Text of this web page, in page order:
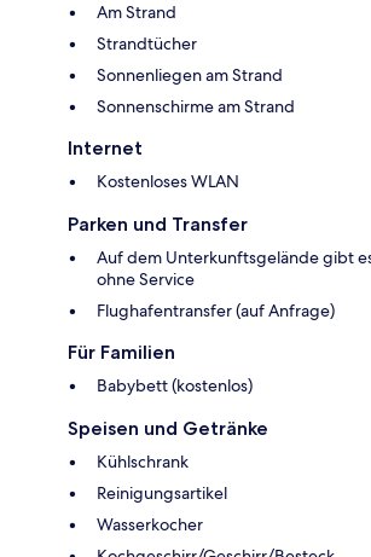
Am Strand
Strandtücher
Sonnenliegen am Strand
Sonnenschirme am Strand
Internet
Kostenloses WLAN
Parken und Transfer
Auf dem Unterkunftsgelände gibt
ohne Service
Flughafentransfer (auf Anfrage)
Für Familien
Babybett (kostenlos)
Speisen und Getränke
Kühlschrank
Reinigungsartikel
Wasserkocher